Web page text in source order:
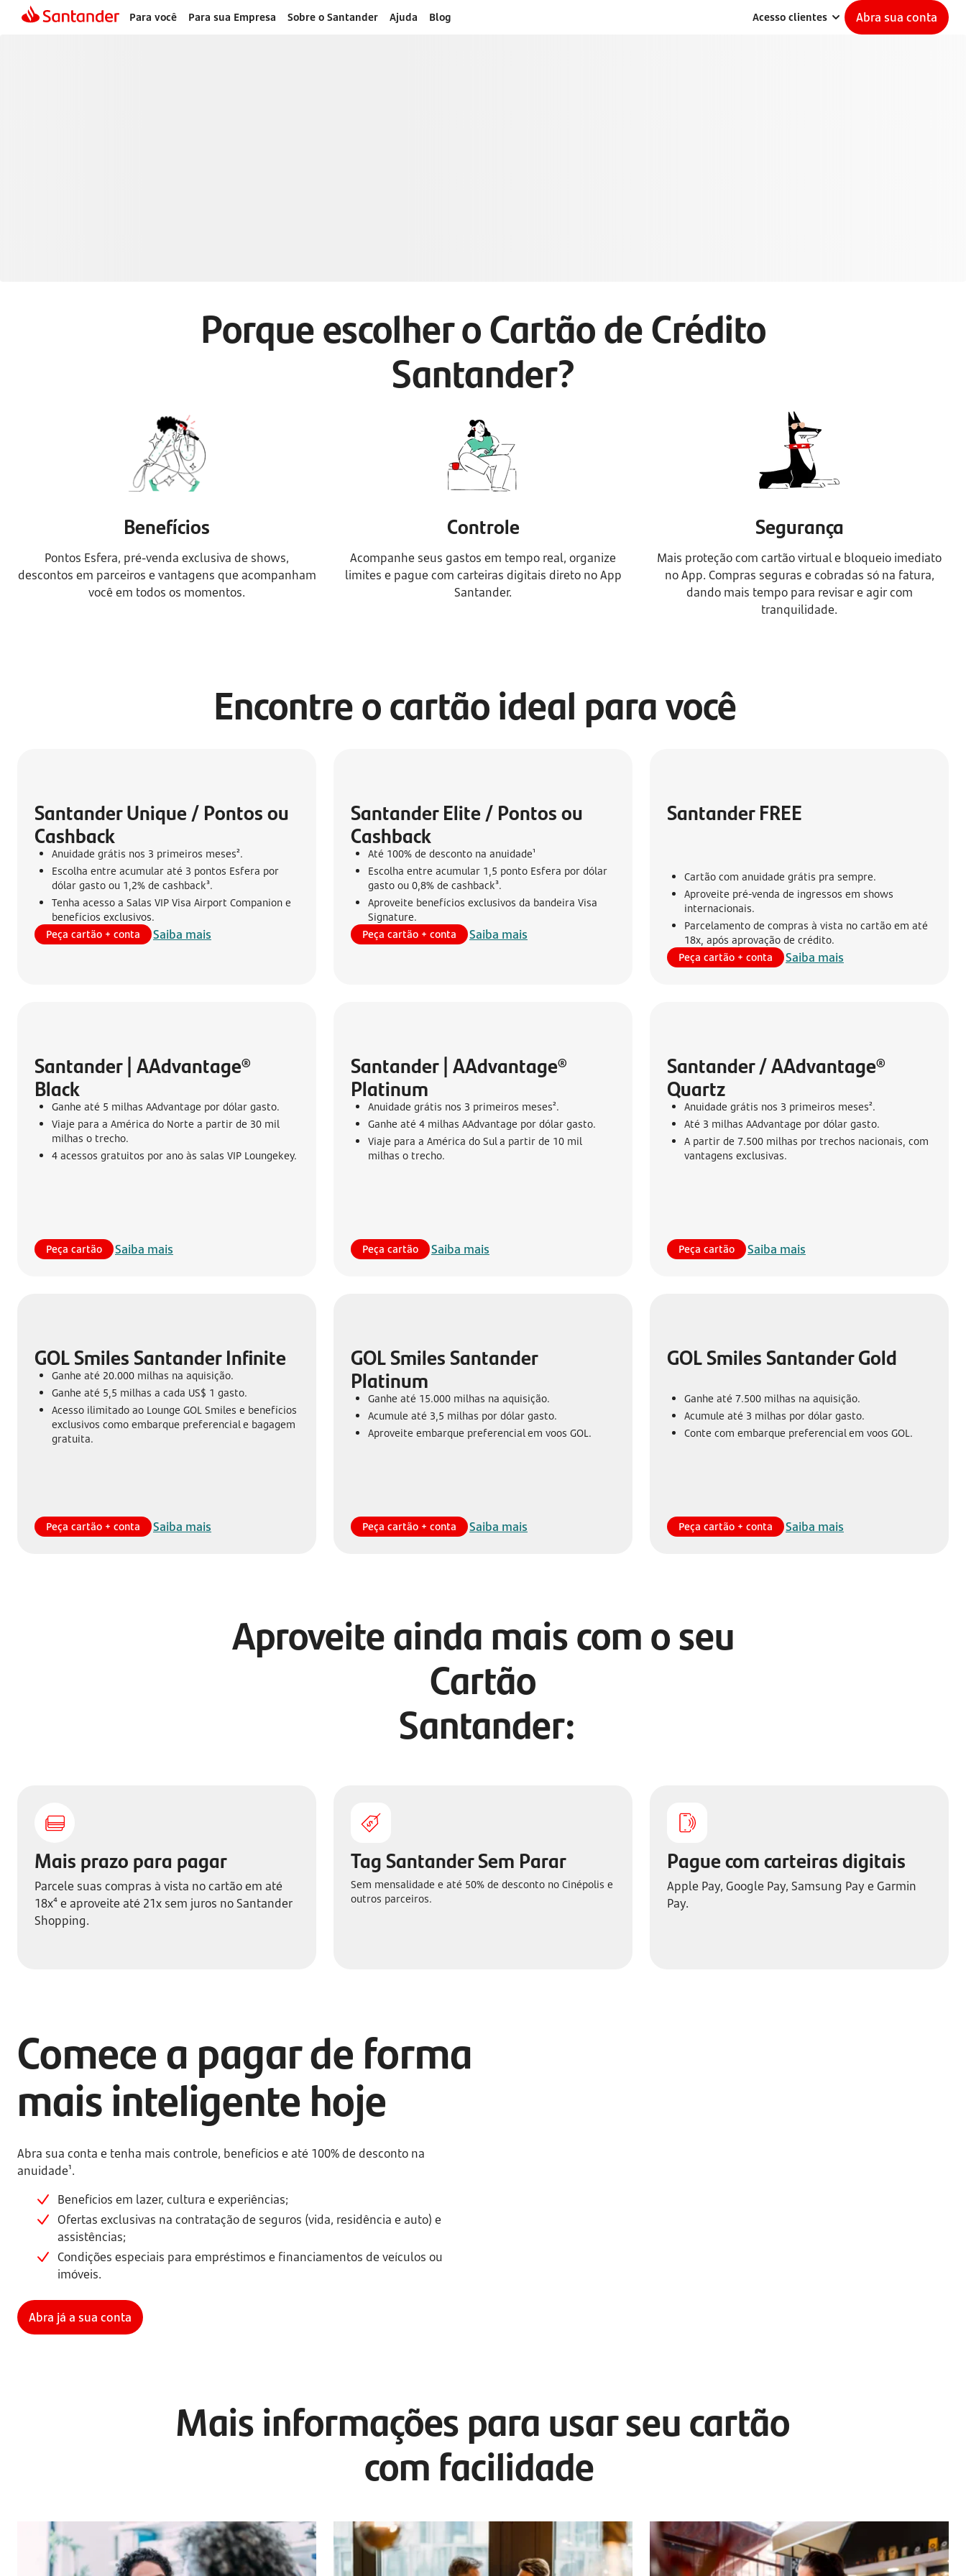
Para você Para sua Empresa Sobre o Santander Ajuda Blog Acesso clientes Abra sua conta
Porque escolher o Cartão de Crédito
Santander?
Benefícios
Pontos Esfera, pré-venda exclusiva de shows,
descontos em parceiros e vantagens que acompanham
você em todos os momentos.
Controle
Acompanhe seus gastos em tempo real, organize
limites e pague com carteiras digitais direto no App
Santander.
Segurança
Mais proteção com cartão virtual e bloqueio imediato
no App. Compras seguras e cobradas só na fatura,
dando mais tempo para revisar e agir com
tranquilidade.
Encontre o cartão ideal para você
Santander Unique / Pontos ou
Cashback
Anuidade grátis nos 3 primeiros meses².
Escolha entre acumular até 3 pontos Esfera por
dólar gasto ou 1,2% de cashback³.
Tenha acesso a Salas VIP Visa Airport Companion e
benefícios exclusivos.
Peça cartão + conta
Saiba mais
Santander Elite / Pontos ou
Cashback
Até 100% de desconto na anuidade¹
Escolha entre acumular 1,5 ponto Esfera por dólar
gasto ou 0,8% de cashback³.
Aproveite benefícios exclusivos da bandeira Visa
Signature.
Peça cartão + conta
Saiba mais
Santander FREE
Cartão com anuidade grátis pra sempre.
Aproveite pré-venda de ingressos em shows
internacionais.
Parcelamento de compras à vista no cartão em até
18x, após aprovação de crédito.
Peça cartão + conta
Saiba mais
Santander | AAdvantage®
Black
Ganhe até 5 milhas AAdvantage por dólar gasto.
Viaje para a América do Norte a partir de 30 mil
milhas o trecho.
4 acessos gratuitos por ano às salas VIP Loungekey.
Peça cartão Saiba mais
Santander | AAdvantage®
Platinum
Anuidade grátis nos 3 primeiros meses².
Ganhe até 4 milhas AAdvantage por dólar gasto.
Viaje para a América do Sul a partir de 10 mil
milhas o trecho.
Peça cartão Saiba mais
Santander / AAdvantage®
Quartz
Anuidade grátis nos 3 primeiros meses².
Até 3 milhas AAdvantage por dólar gasto.
A partir de 7.500 milhas por trechos nacionais, com
vantagens exclusivas.
Peça cartão Saiba mais
GOL Smiles Santander Infinite
Ganhe até 20.000 milhas na aquisição.
Ganhe até 5,5 milhas a cada US$ 1 gasto.
Acesso ilimitado ao Lounge GOL Smiles e benefícios
exclusivos como embarque preferencial e bagagem
gratuita.
Peça cartão + conta Saiba mais
GOL Smiles Santander
Platinum
Ganhe até 15.000 milhas na aquisição.
Acumule até 3,5 milhas por dólar gasto.
Aproveite embarque preferencial em voos GOL.
Peça cartão + conta Saiba mais
GOL Smiles Santander Gold
Ganhe até 7.500 milhas na aquisição.
Acumule até 3 milhas por dólar gasto.
Conte com embarque preferencial em voos GOL.
Peça cartão + conta Saiba mais
Aproveite ainda mais com o seu
Cartão
Santander:
Mais prazo para pagar
Parcele suas compras à vista no cartão em até
18x⁴ e aproveite até 21x sem juros no Santander
Shopping.
Tag Santander Sem Parar
Sem mensalidade e até 50% de desconto no Cinépolis e
outros parceiros.
Pague com carteiras digitais
Apple Pay, Google Pay, Samsung Pay e Garmin
Pay.
Comece a pagar de forma
mais inteligente hoje
Abra sua conta e tenha mais controle, benefícios e até 100% de desconto na
anuidade¹.
Benefícios em lazer, cultura e experiências;
Ofertas exclusivas na contratação de seguros (vida, residência e auto) e
assistências;
Condições especiais para empréstimos e financiamentos de veículos ou
imóveis.
Abra já a sua conta
Mais informações para usar seu cartão
com facilidade